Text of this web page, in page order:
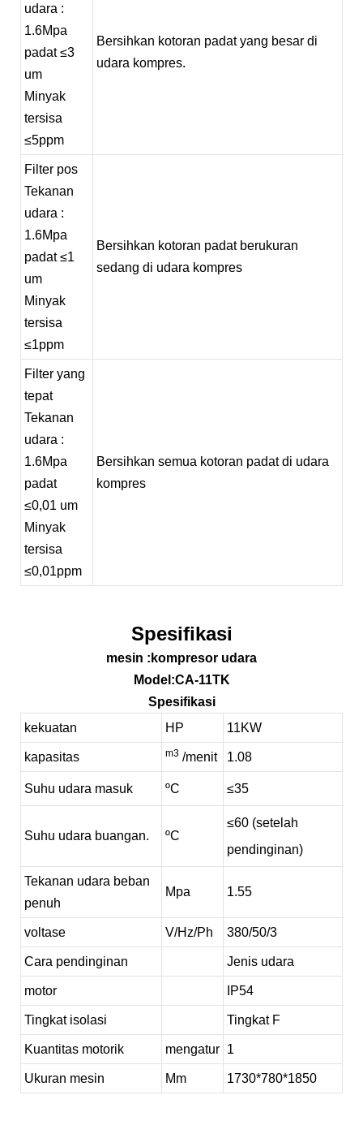
udara :
1.6Mpa
padat ≤3
um
Minyak
tersisa
≤5ppm
Bersihkan kotoran padat yang besar di
udara kompres.
Filter pos
Tekanan
udara :
1.6Mpa
padat ≤1
um
Minyak
tersisa
≤1ppm
Bersihkan kotoran padat berukuran
sedang di udara kompres
Filter yang
tepat
Tekanan
udara :
1.6Mpa
padat
≤0,01 um
Minyak
tersisa
≤0,01ppm
Bersihkan semua kotoran padat di udara
kompres
Spesifikasi
mesin :kompresor udara
Model :CA-11TK
Spesifikasi
kekuatan
HP 11KW
kapasitas m3 /menit 1.08
Suhu udara masuk ºC ≤35
Suhu udara buangan. ºC
≤60 (setelah
pendinginan)
Tekanan udara beban
penuh
Mpa 1.55
voltase V/Hz/Ph 380/50/3
Cara pendinginan Jenis udara
motor IP54
Tingkat isolasi Tingkat F
Kuantitas motorik mengatur 1
Ukuran mesin Mm 1730*780*1850